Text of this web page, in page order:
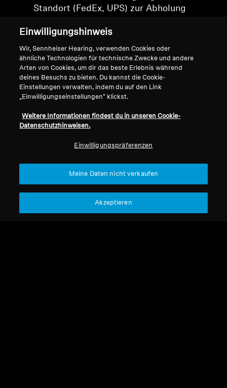
Standort (FedEx, UPS) zur Abholung
Achte beim Kauf eines Produkts darauf,
die Anforderung nicht aufzuheben, dass
der Kurier oder die Zustellung bei
Lieferung des Pakets eine Unterschrift von
dir oder anderen autorisierten Personen
einholen muss.
Impressum
Unser Unternehmen
Einwilligungshinweis
Wir, Sennheiser Hearing, verwenden Cookies oder
ähnliche Technologien für technische Zwecke und andere
Arten von Cookies, um dir das beste Erlebnis während
deines Besuchs zu bieten. Du kannst die Cookie-
Einstellungen verwalten, indem du auf den Link
„Einwilligungseinstellungen" klickst.
Weitere Informationen findest du in unseren Cookie-
Datenschutzhinweisen.
Einwilligungspräferenzen
Meine Daten nicht verkaufen
Akzeptieren